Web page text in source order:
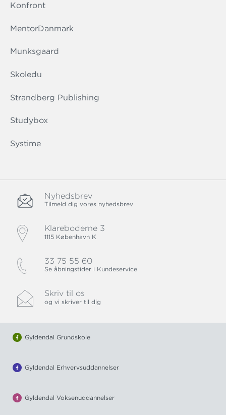
Konfront
MentorDanmark
Munksgaard
Skoledu
Strandberg Publishing
Studybox
Systime
Nyhedsbrev
Tilmeld dig vores nyhedsbrev
Klareboderne 3
1115 København K
33 75 55 60
Se åbningstider i Kundeservice
Skriv til os
og vi skriver til dig
Gyldendal Grundskole
Gyldendal Erhvervsuddannelser
Gyldendal Voksenuddannelser